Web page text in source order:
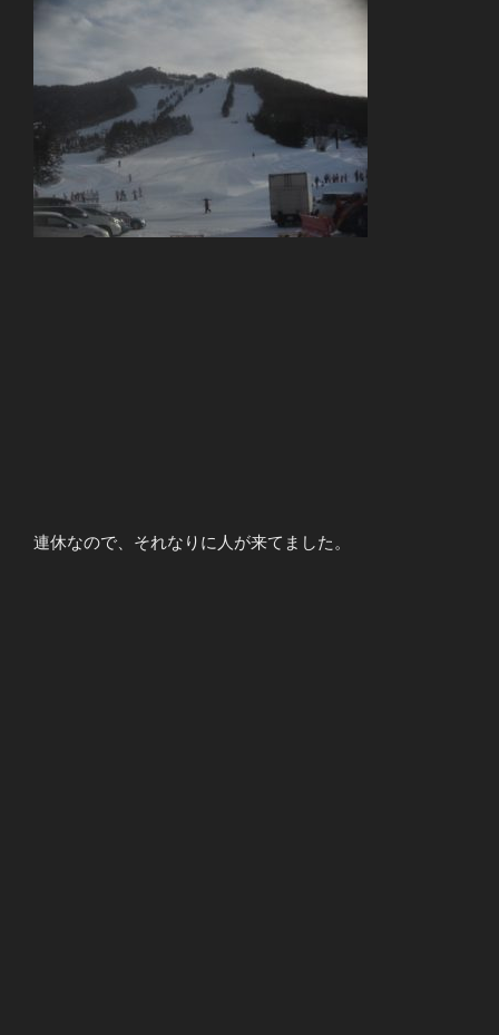
連休なので、それなりに人が来てました。